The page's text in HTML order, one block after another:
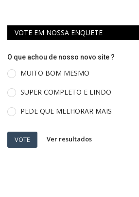
VOTE EM NOSSA ENQUETE
O que achou de nosso novo site ?
MUITO BOM MESMO
SUPER COMPLETO E LINDO
PEDE QUE MELHORAR MAIS
VOTE Ver resultados